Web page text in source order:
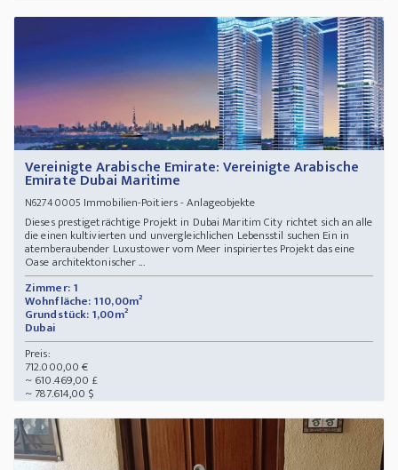
Vereinigte Arabische Emirate: Vereinigte Arabische
Emirate Dubai Maritime
N62740005 Immobilien-Poitiers - Anlageobjekte
Dieses prestigeträchtige Projekt in Dubai Maritim City richtet sich an alle
die einen kultivierten und unvergleichlichen Lebensstil suchen Ein in
atemberaubender Luxustower vom Meer inspiriertes Projekt das eine
Oase architektonischer ...
Zimmer: 1
Wohnfläche: 110,00m²
Grundstück: 1,00m²
Dubai
Preis:
712.000,00 €
~ 610.469,00 £
~ 787.614,00 $